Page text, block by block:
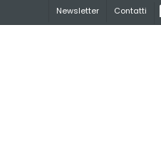
Newsletter Contatti